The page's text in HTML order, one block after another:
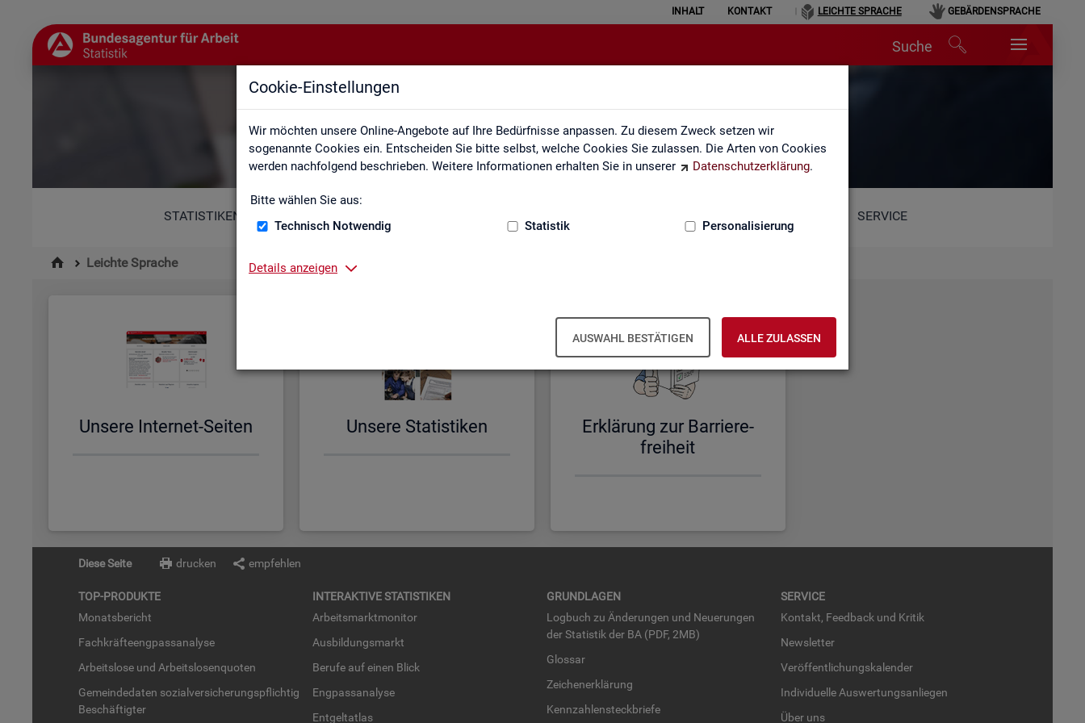
Cookie-Einstellungen
Wir möchten unsere Online-Angebote auf Ihre Bedürfnisse anpassen. Zu diesem Zweck setzen wir
sogenannte Cookies ein. Entscheiden Sie bitte selbst, welche Cookies Sie zulassen. Die Arten von Cookies
werden nachfolgend beschrieben. Weitere Informationen erhalten Sie in unserer
Datenschutzerklärung.
Bitte wählen Sie aus:
Technisch Notwendig
Statistik Personalisierung
Details anzeigen
AUSWAHL BESTÄTIGEN ALLE ZULASSEN
INHALT KONTAKT LEICHTE SPRACHE GEBÄRDENSPRACHE
Suche
Leichte Sprache
STATISTIKEN SERVICE
Leichte Sprache
Un­se­re In­ter­net-Sei­ten Un­se­re Sta­tis­ti­ken
Er­klä­rung zur Bar­rie­re­
frei­heit
Diese Seite drucken empfehlen
TOP-PRO­DUK­TE
Mo­nats­be­richt
Fach­kräf­te­eng­pass­ana­ly­se
Ar­beits­lo­se und Ar­beits­lo­sen­quo­ten
Ge­mein­de­da­ten so­zi­al­ver­si­che­rungs­pflich­tig
Be­schäf­tig­ter
IN­TER­AK­TI­VE STA­TIS­TI­KEN
Ar­beits­markt­mo­ni­tor
Aus­bil­dungs­markt
Be­ru­fe auf einen Blick
Eng­pass­ana­ly­se
Ent­gel­t­at­las
GRUND­LA­GEN
Log­buch zu Än­de­run­gen und Neue­run­gen
der Sta­tis­tik der BA (PDF, 2MB)
Glos­sar
Zei­chen­er­klä­rung
Kenn­zah­len­steck­brie­fe
SER­VICE
Kon­takt, Feed­back und Kri­tik
News­let­ter
Ver­öf­fent­li­chungs­ka­len­der
In­di­vi­du­el­le Aus­wer­tungs­an­lie­gen
Über uns